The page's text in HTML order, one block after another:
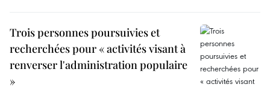
Trois personnes poursuivies et
recherchées pour « activités visant à
renverser l'administration populaire
»